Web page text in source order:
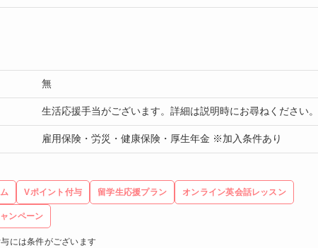
無
生活応援手当がございます。詳細は説明時にお尋ねください。
雇用保険・労災・健康保険・厚生年金 ※加入条件あり
Vポイント付与 留学生応援プラン オンライン英会話レッスン
ンペーン
には条件がございます